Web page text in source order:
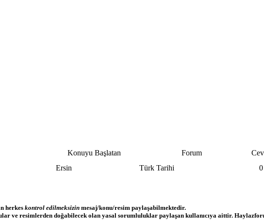
Konuyu Başlatan Forum
Ersin Türk Tarihi 0
herkeskontrol edilmeksizin mesaj/konu/resim paylaşabilmektedir.
ve resimlerden doğabilecek olan yasal sorumluluklar paylaşan kullanıcıya aittir.